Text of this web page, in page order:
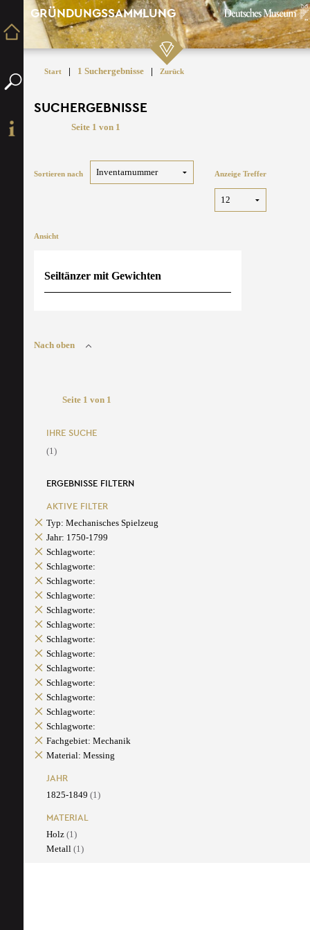
GRÜNDUNGSSAMMLUNG
Start | 1 Suchergebnisse | Zurück
SUCHERGEBNISSE
Seite 1 von 1
Sortieren nach Anzeige Treffer
Ansicht
Seiltänzer mit Gewichten
Nach oben
Seite 1 von 1
IHRE SUCHE
(1)
ERGEBNISSE FILTERN
AKTIVE FILTER
Typ: Mechanisches Spielzeug
Jahr: 1750-1799
Schlagworte:
Schlagworte:
Schlagworte:
Schlagworte:
Schlagworte:
Schlagworte:
Schlagworte:
Schlagworte:
Schlagworte:
Schlagworte:
Schlagworte:
Schlagworte:
Schlagworte:
Fachgebiet: Mechanik
Material: Messing
JAHR
1825-1849 (1)
MATERIAL
Holz (1)
Metall (1)